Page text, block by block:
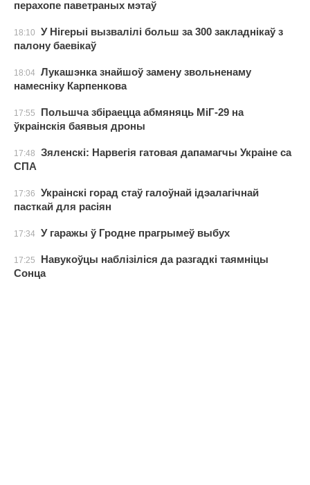
перахопе паветраных мэтаў
18:10
У Нігерыі вызвалілі больш за 300 закладнікаў з
палону баевікаў
18:04 Лукашэнка знайшоў замену звольненаму
намесніку Карпенкова
17:55
Польшча збіраецца абмяняць МіГ-29 на
ўкраінскія баявыя дроны
17:48
Зяленскі: Нарвегія гатовая дапамагчы Украіне са
СПА
17:36
Украінскі горад стаў галоўнай ідэалагічнай
пасткай для расіян
17:34 У гаражы ў Гродне прагрымеў выбух
17:25
Навукоўцы наблізіліся да разгадкі таямніцы
Сонца